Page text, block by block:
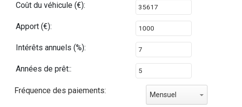
Coût du véhicule (€):
Apport (€):
Intérêts annuels (%):
Années de prêt::
Fréquence des paiements: Mensuel